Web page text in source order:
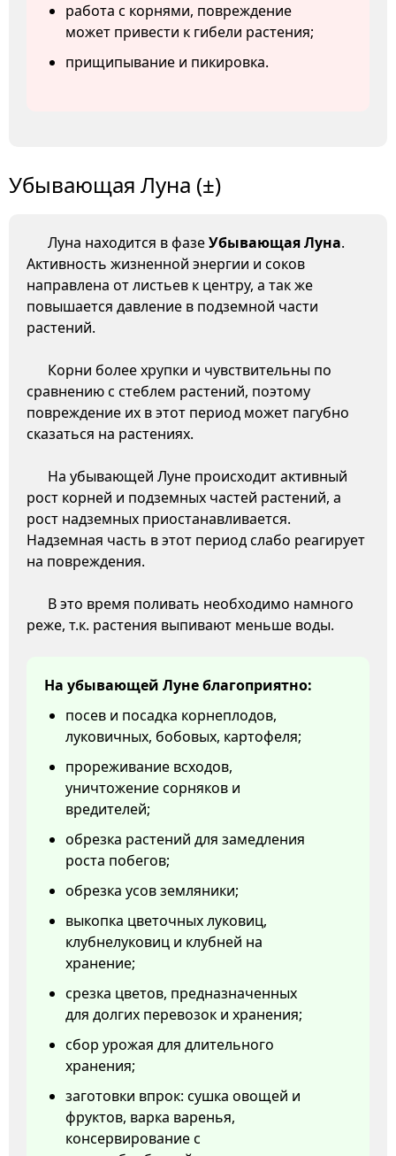
работа с корнями, повреждение
может привести к гибели растения;
прищипывание и пикировка.
Убывающая Луна (±)
Луна находится в фазеУбывающая Луна.
Активность жизненной энергии и соков
направлена от листьев к центру, а так же
повышается давление в подземной части
растений.
Корни более хрупки и чувствительны по
сравнению с стеблем растений, поэтому
повреждение их в этот период может пагубно
сказаться на растениях.
На убывающей Луне происходит активный
рост корней и подземных частей растений, а
рост надземных приостанавливается.
Надземная часть в этот период слабо реагирует
на повреждения.
В это время поливать необходимо намного
реже, т.к. растения выпивают меньше воды.
На убывающей Луне благоприятно:
посев и посадка корнеплодов,
луковичных, бобовых, картофеля;
прореживание всходов,
уничтожение сорняков и
вредителей;
обрезка растений для замедления
роста побегов;
обрезка усов земляники;
выкопка цветочных луковиц,
клубнелуковиц и клубней на
хранение;
срезка цветов, предназначенных
для долгих перевозок и хранения;
сбор урожая для длительного
хранения;
заготовки впрок: сушка овощей и
фруктов, варка варенья,
консервирование с